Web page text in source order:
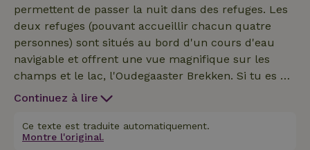
permettent de passer la nuit dans des refuges. Les
deux refuges (pouvant accueillir chacun quatre
personnes) sont situés au bord d'un cours d'eau
navigable et offrent une vue magnifique sur les
champs et le lac, l'Oudegaaster Brekken. Si tu es de
passage et que tu cherches un peu de calme et
randonnée sont entièrement équipées pour
accueillir jusqu'à 4 personnes. Tu y trouveras 2 lits
Continuez à lire
Ce texte est traduite automatiquement.
Montre l'original.